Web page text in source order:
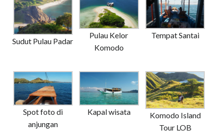
Sudut Pulau Padar
Pulau Kelor
Komodo
Tempat Santai
Spot foto di
anjungan
Kapal wisata
Komodo Island
Tour LOB